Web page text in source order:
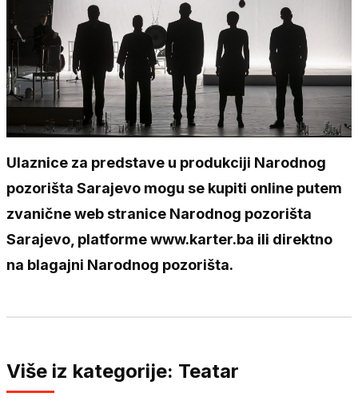
Ulaznice za predstave u produkciji Narodnog
pozorišta Sarajevo mogu se kupiti online putem
zvanične web stranice Narodnog pozorišta
Sarajevo, platforme www.karter.ba ili direktno
na blagajni Narodnog pozorišta.
Više iz kategorije: Teatar